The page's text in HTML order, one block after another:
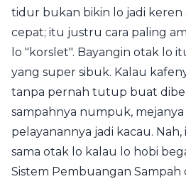
tidur bukan bikin lo jadi keren
cepat; itu justru cara paling
lo "korslet". Bayangin otak lo
yang super sibuk. Kalau
tanpa pernah tutup buat
sampahnya numpuk,
pelayanannya jadi kacau.
sama otak lo kalau lo hobi
Sistem Pembuangan Sampah